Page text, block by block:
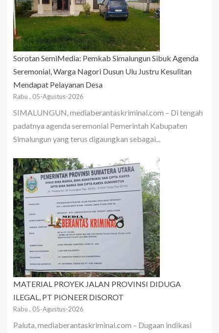
Sorotan SemiMedia: Pemkab Simalungun Sibuk Agenda
Seremonial, Warga Nagori Dusun Ulu Justru Kesulitan
Mendapat Pelayanan Desa
Rabu , 05-Agustus-2026
SIMALUNGUN, mediaberantaskriminal.com – Di tengah
padatnya agenda seremonial Pemerintah Kabupaten
Simalungun yang terus digaungkan sebagai...
MATERIAL PROYEK JALAN PROVINSI DIDUGA
ILEGAL, PT PIONEER DISOROT
Rabu , 05-Agustus-2026
Paluta, mediaberantaskriminal.com – Dugaan indikasi